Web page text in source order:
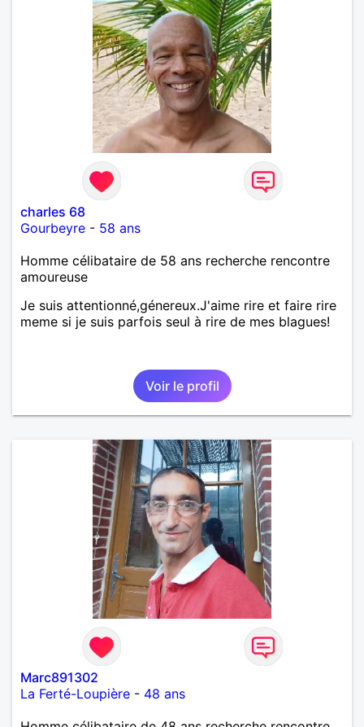
charles 68
Gourbeyre - 58 ans
Homme célibataire de 58 ans recherche rencontre
amoureuse
Je suis attentionné,génereux.J'aime rire et faire rire
meme si je suis parfois seul à rire de mes blagues!
Voir le profil
Marc891302
La Ferté-Loupière - 48 ans